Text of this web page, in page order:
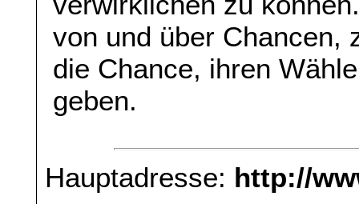
von und über Chancen,
die Chance, ihren
geben.
Hauptadresse: http://